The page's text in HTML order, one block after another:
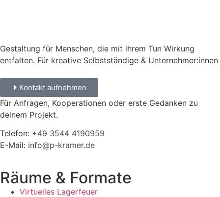
Gestaltung für Menschen, die mit ihrem Tun Wirkung
entfalten. Für kreative Selbstständige & Unternehmer:innen
Kontakt aufnehmen
Für Anfragen, Kooperationen oder erste Gedanken zu
deinem Projekt.
Telefon: +49 3544 4190959‬
E-Mail: info@p-kramer.de
Räume & Formate
Virtuelles Lagerfeuer